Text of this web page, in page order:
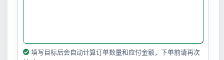
填写目标后会自动计算订单数量和应付金额，下单前请再次